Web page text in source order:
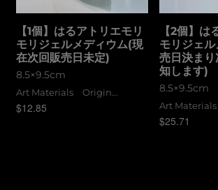
【1個】はるアトリエモリ
モリジェルメディウム(現
在次回販売日未定)
8.5×9.5cm
Art Materials Original Goods
$12.85
【2個】は
モリジェ
売日決ま
知します)
8.5×9.5cm
$25.71